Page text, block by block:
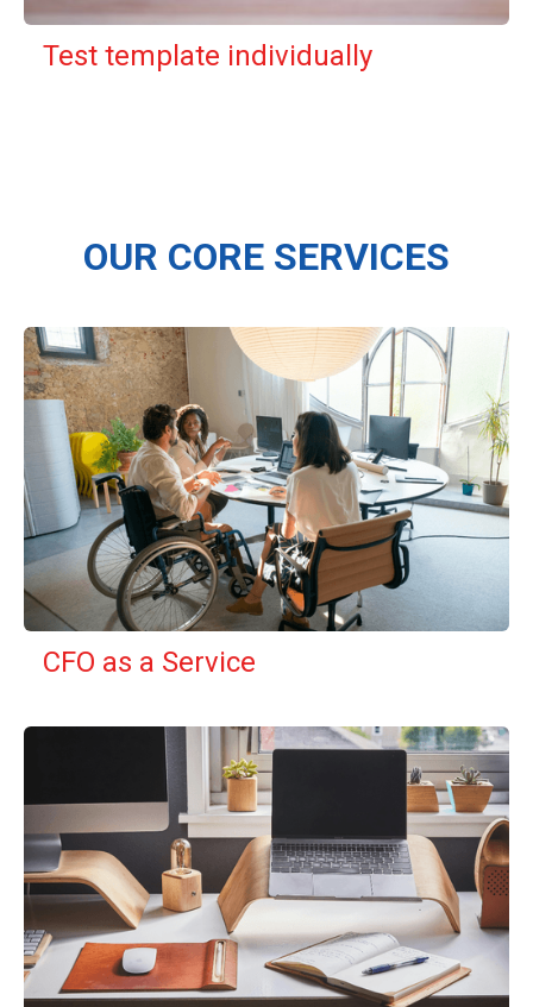
Test template individually
OUR CORE SERVICES
CFO as a Service